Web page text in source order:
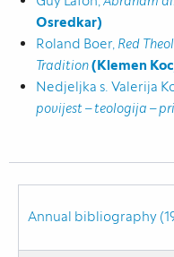
Osredkar)
Roland Boer, Red
Tradition(Klemen
Nedjeljka s. Valerija
povijest – teologija –
Annual bibliography